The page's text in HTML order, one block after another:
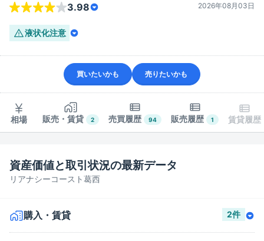
3.98
2026年08月03日
液状化注意
買いたいかも 売りたいかも
相場 販売・賃貸 2 売買履歴 94 販売履歴 1 賃貸履歴
リアナシーコースト葛西
資産価値と取引状況の最新データ
購入・賃貸 2件